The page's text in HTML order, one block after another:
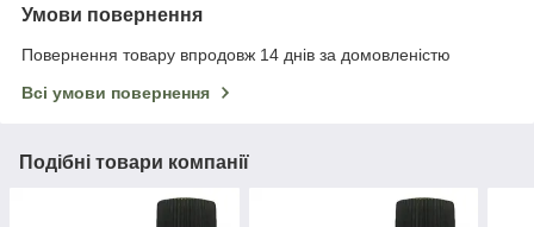
Умови повернення
Повернення товару впродовж 14 днів за домовленістю
Всі умови повернення
Подібні товари компанії